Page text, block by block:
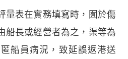
量表在實務填寫時，囿於傷
船長或經營者為之，渠等為
船員病況，致延誤返港送